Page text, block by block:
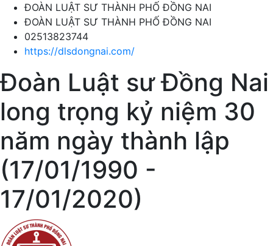
ĐOÀN LUẬT SƯ THÀNH PHỐ ĐỒNG NAI
ĐOÀN LUẬT SƯ THÀNH PHỐ ĐỒNG NAI
02513823744
https://dlsdongnai.com/
Đoàn Luật sư Đồng Nai
long trọng kỷ niệm 30
năm ngày thành lập
(17/01/1990 -
17/01/2020)